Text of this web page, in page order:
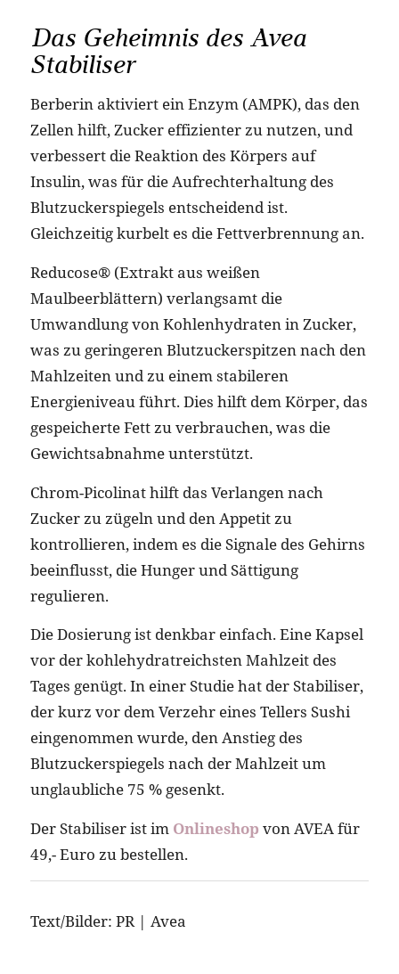
Das Geheimnis des Avea
Stabiliser
Berberin aktiviert ein Enzym (AMPK), das den
Zellen hilft, Zucker effizienter zu nutzen, und
verbessert die Reaktion des Körpers auf
Insulin, was für die Aufrechterhaltung des
Blutzuckerspiegels entscheidend ist.
Gleichzeitig kurbelt es die Fettverbrennung an.
Reducose® (Extrakt aus weißen
Maulbeerblättern) verlangsamt die
Umwandlung von Kohlenhydraten in Zucker,
was zu geringeren Blutzuckerspitzen nach den
Mahlzeiten und zu einem stabileren
Energieniveau führt. Dies hilft dem Körper, das
gespeicherte Fett zu verbrauchen, was die
Gewichtsabnahme unterstützt.
Chrom-Picolinat hilft das Verlangen nach
Zucker zu zügeln und den Appetit zu
kontrollieren, indem es die Signale des Gehirns
beeinflusst, die Hunger und Sättigung
regulieren.
Die Dosierung ist denkbar einfach. Eine Kapsel
vor der kohlehydratreichsten Mahlzeit des
Tages genügt. In einer Studie hat der Stabiliser,
der kurz vor dem Verzehr eines Tellers Sushi
eingenommen wurde, den Anstieg des
Blutzuckerspiegels nach der Mahlzeit um
unglaubliche 75 % gesenkt.
Der Stabiliser ist im Onlineshop von AVEA für
49,- Euro zu bestellen.
Text/Bilder: PR | Avea